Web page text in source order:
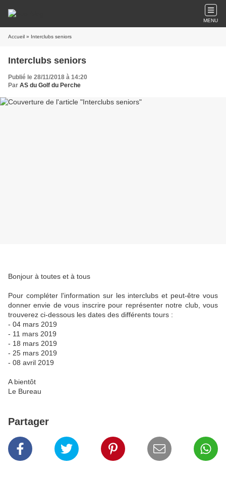
MENU
Accueil » Interclubs seniors
Interclubs seniors
Publié le 28/11/2018 à 14:20
Par AS du Golf du Perche
Bonjour à toutes et à tous
Pour compléter l'information sur les interclubs et peut-être vous
donner envie de vous inscrire pour représenter notre club, vous
trouverez ci-dessous les dates des différents tours :
- 04 mars 2019
- 11 mars 2019
- 18 mars 2019
- 25 mars 2019
- 08 avril 2019
A bientôt
Le Bureau
Partager